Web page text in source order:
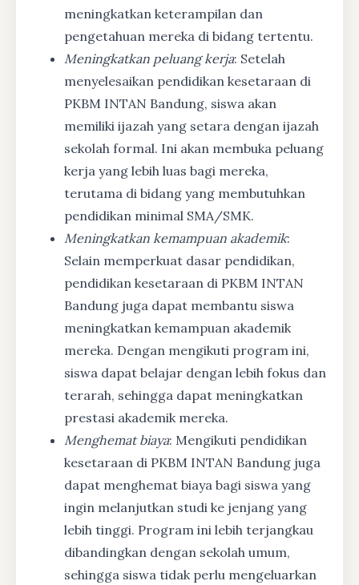
meningkatkan keterampilan dan
pengetahuan mereka di bidang tertentu.
Meningkatkan peluang kerja: Setelah
menyelesaikan pendidikan kesetaraan di
PKBM INTAN Bandung, siswa akan
memiliki ijazah yang setara dengan ijazah
sekolah formal. Ini akan membuka peluang
kerja yang lebih luas bagi mereka,
terutama di bidang yang membutuhkan
pendidikan minimal SMA/SMK.
Meningkatkan kemampuan akademik:
Selain memperkuat dasar pendidikan,
pendidikan kesetaraan di PKBM INTAN
Bandung juga dapat membantu siswa
meningkatkan kemampuan akademik
mereka. Dengan mengikuti program ini,
siswa dapat belajar dengan lebih fokus dan
terarah, sehingga dapat meningkatkan
prestasi akademik mereka.
Menghemat biaya: Mengikuti pendidikan
kesetaraan di PKBM INTAN Bandung juga
dapat menghemat biaya bagi siswa yang
ingin melanjutkan studi ke jenjang yang
lebih tinggi. Program ini lebih terjangkau
dibandingkan dengan sekolah umum,
sehingga siswa tidak perlu mengeluarkan